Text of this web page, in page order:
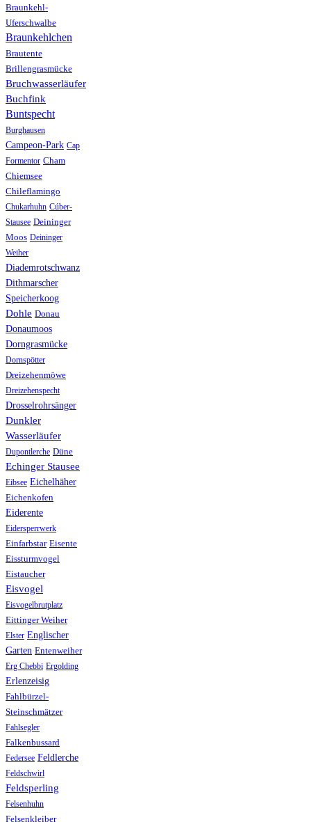
Braunkehl-
Uferschwalbe
Braunkehlchen
Brautente
Brillengrasmücke
Bruchwasserläufer
Buchfink
Buntspecht
Burghausen
Campeon-Park Cap
Formentor Cham
Chiemsee
Chileflamingo
Chukarhuhn Cúber-
Stausee Deininger
Moos Deininger
Weiher
Diademrotschwanz
Dithmarscher
Speicherkoog
Dohle Donau
Donaumoos
Dorngrasmücke
Dornspötter
Dreizehenmöwe
Dreizehenspecht
Drosselrohrsänger
Dunkler
Wasserläufer
Dupontlerche Düne
Echinger Stausee
Eibsee Eichelhäher
Eichenkofen
Eiderente
Eidersperrwerk
Einfarbstar Eisente
Eissturmvogel
Eistaucher
Eisvogel
Eisvogelbrutplatz
Eittinger Weiher
Elster Englischer
Garten Entenweiher
Erg Chebbi Ergolding
Erlenzeisig
Fahlbürzel-
Steinschmätzer
Fahlsegler
Falkenbussard
Federsee Feldlerche
Feldschwirl
Feldsperling
Felsenhuhn
Felsenkleiber